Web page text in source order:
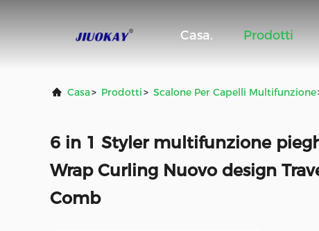
Casa. Prodotti
Casa> Prodotti> Scalone Per Capelli Multifunzione
6 in 1 Styler multifunzione
Wrap Curling Nuovo design
Comb